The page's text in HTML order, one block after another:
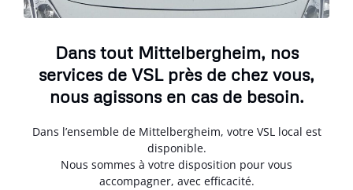
Dans tout Mittelbergheim, nos
services de VSL près de chez vous,
nous agissons en cas de besoin.
Dans l’ensemble de Mittelbergheim, votre VSL local est
disponible.
Nous sommes à votre disposition pour vous
accompagner, avec efficacité.